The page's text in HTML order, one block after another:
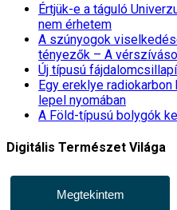
Értjük-e a táguló
nem érhetem
A szúnyogok
tényezők – A
Új típusú
Egy ereklye
lepel nyomában
A Föld-típusú bolygók
Digitális Természet Világa
Megtekintem